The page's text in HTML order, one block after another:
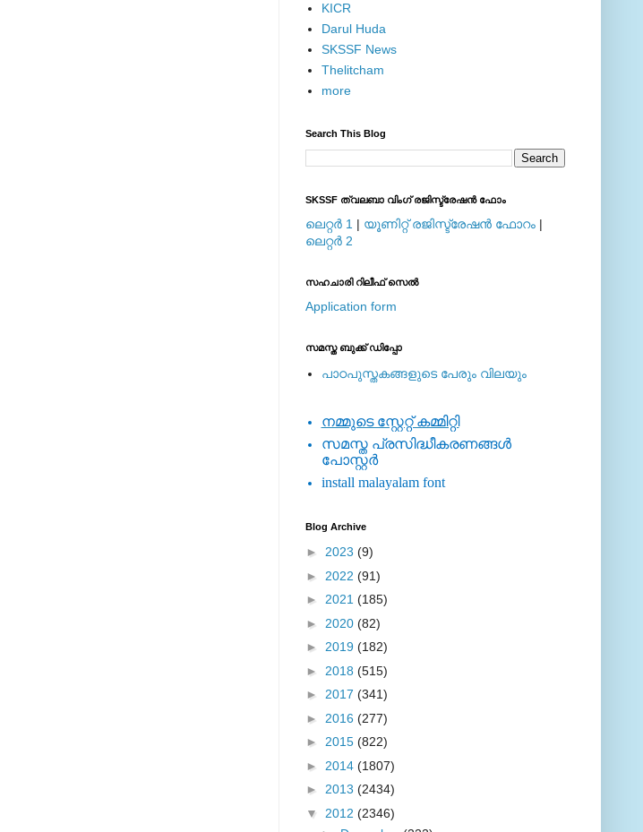
KICR
Darul Huda
SKSSF News
Thelitcham
more
Search This Blog
SKSSF ത്വലബാ വിംഗ് രജിസ്ട്രേഷന്‍ ഫോം
ലെറ്റര്‍ 1 | യൂണിറ്റ് രജിസ്ട്രേഷന്‍ ഫോറം |
ലെറ്റര്‍ 2
സഹചാരി റിലീഫ് സെല്‍
Application form
സമസ്ത ബുക്ക് ഡിപ്പോ
പാഠപുസ്തകങ്ങളുടെ പേരും വിലയും
നമ്മുടെ സ്റ്റേറ്റ് കമ്മിറ്റി
സമസ്ത പ്രസിദ്ധീകരണങ്ങള്‍
പോസ്റ്റര്‍
install malayalam font
Blog Archive
► 2023 (9)
► 2022 (91)
► 2021 (185)
► 2020 (82)
► 2019 (182)
► 2018 (515)
► 2017 (341)
► 2016 (277)
► 2015 (822)
► 2014 (1807)
► 2013 (2434)
▼ 2012 (2346)